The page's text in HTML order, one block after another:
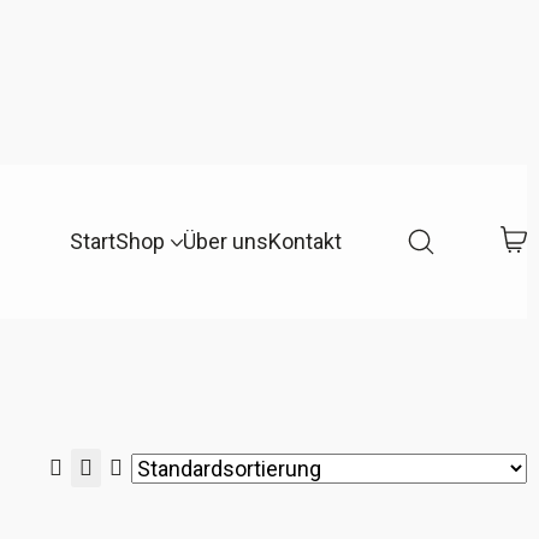
StartShop Über unsKontakt